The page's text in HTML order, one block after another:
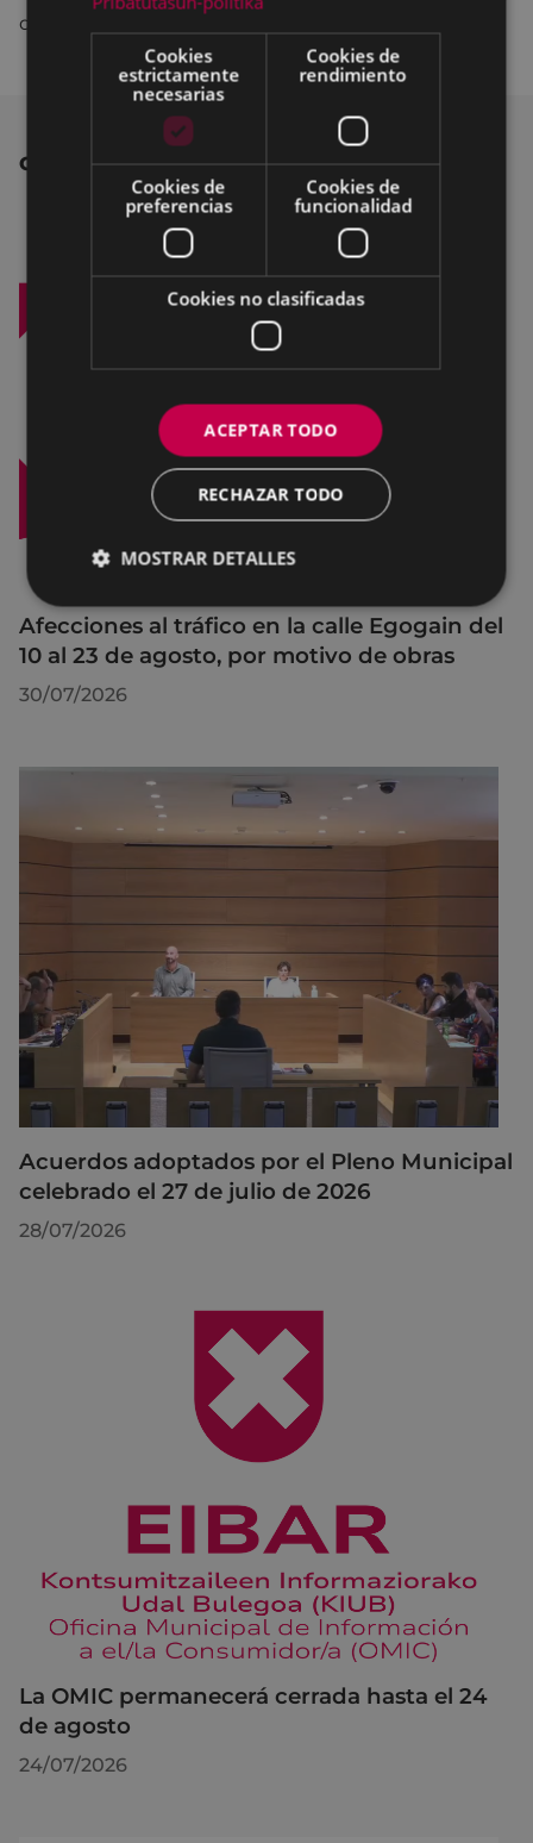
de 2017
OTRAS NOTICIAS
Afecciones al tráfico en la calle Egogain del
10 al 23 de agosto, por motivo de obras
30/07/2026
Acuerdos adoptados por el Pleno Municipal
celebrado el 27 de julio de 2026
28/07/2026
La OMIC permanecerá cerrada hasta el 24
de agosto
24/07/2026
Cookies
estrictamente
necesarias
Cookies de
rendimiento
Cookies de
preferencias
Cookies de
funcionalidad
Cookies no clasificadas
ACEPTAR TODO
RECHAZAR TODO
MOSTRAR DETALLES